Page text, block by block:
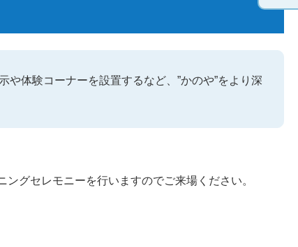
体験コーナーを設置するなど、”かのや”をより深
グセレモニーを行いますのでご来場ください。